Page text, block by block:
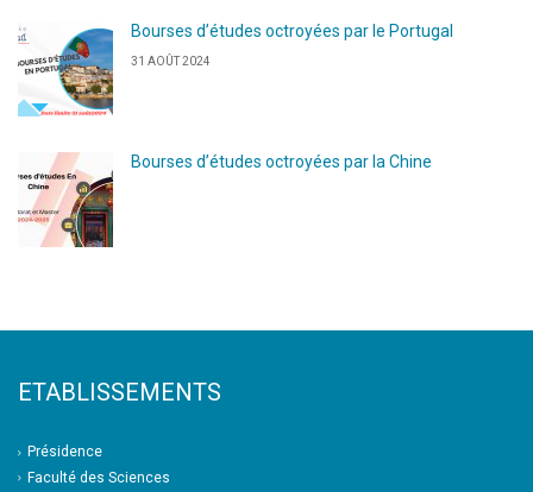
Bourses d’études octroyées par le Portugal
31 AOÛT 2024
Bourses d’études octroyées par la Chine
ETABLISSEMENTS
Présidence
Faculté des Sciences